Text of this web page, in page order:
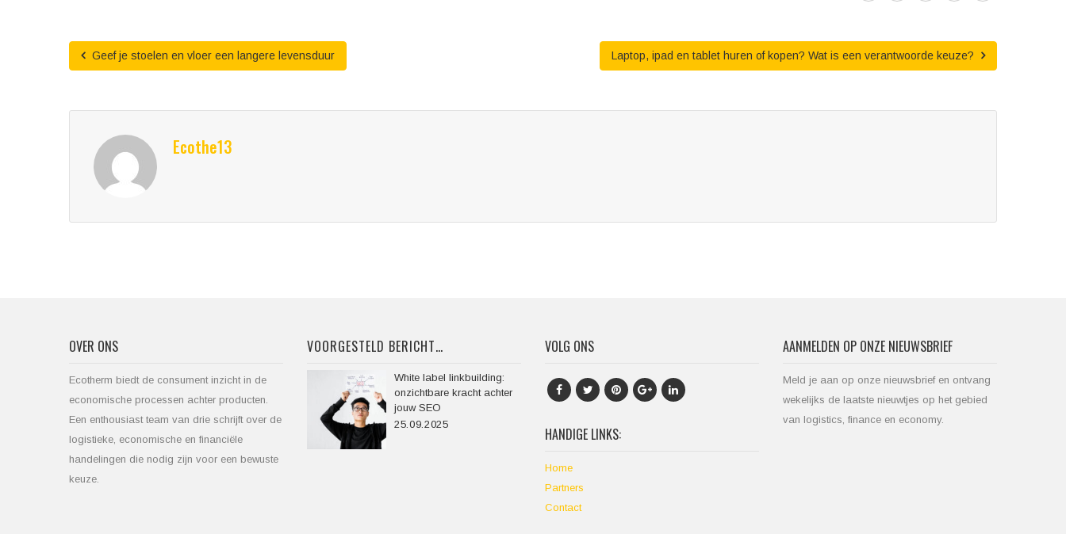
Geef je stoelen en vloer een langere levensduur Laptop, ipad en tablet huren of kopen? Wat is een verantwoorde keuze?
Ecothe13
OVER ONS
Ecotherm biedt de consument inzicht in de
economische processen achter producten.
Een enthousiast team van drie schrijft over de
logistieke, economische en financiële
handelingen die nodig zijn voor een bewuste
keuze.
VOORGESTELD BERICHT…
White label linkbuilding:
onzichtbare kracht achter
jouw SEO
25.09.2025
VOLG ONS
HANDIGE LINKS:
Home
Partners
Contact
AANMELDEN OP ONZE NIEUWSBRIEF
Meld je aan op onze nieuwsbrief en ontvang
wekelijks de laatste nieuwtjes op het gebied
van logistics, finance en economy.